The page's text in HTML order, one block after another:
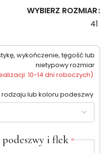
WYBIERZ ROZMIAR
41
wykończenie, tęgość lub
nietypowy rozmiar
10-14 dni roboczych)
rodzaju lub koloru podeszwy
i flek *